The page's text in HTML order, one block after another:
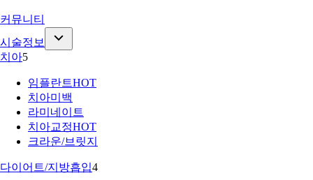
커뮤니티
시술정보
치아5
임플란트HOT
치아미백
라미네이트
치아교정HOT
크라운/브릿지
다이어트/지방흡입4